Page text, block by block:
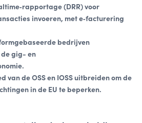
(DRR) voor
invoeren, met e‑facturering
bedrijven
gig- en
van de OSS en IOSS uitbreiden om de
in de EU te beperken.